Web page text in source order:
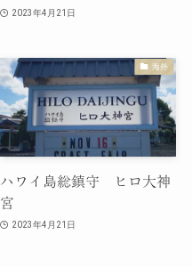
2023年4月21日
海外
ハワイ島総鎮守 ヒロ大神
宮
2023年4月21日